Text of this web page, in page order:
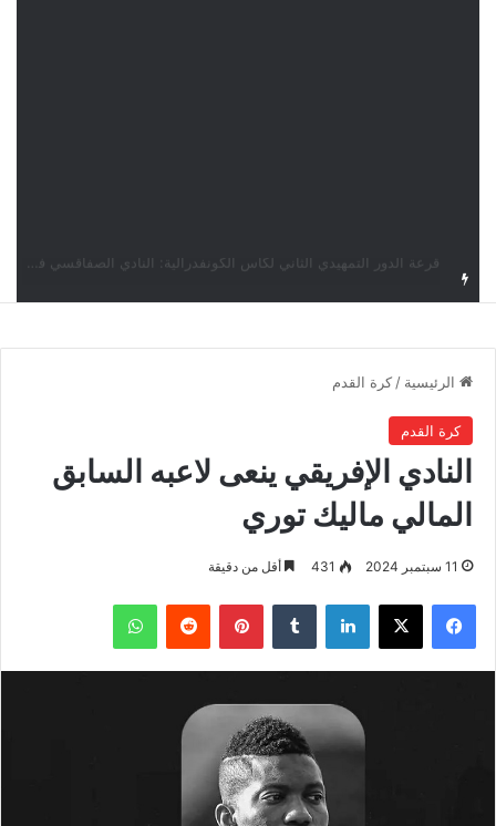
الرئيسية / كرة القدم
كرة القدم
النادي الإفريقي ينعى لاعبه السابق
المالي ماليك توري
11 سبتمبر 2024 431 أقل من دقيقة
فيسبوك ‫X لينكدإن بينتيريست واتساب